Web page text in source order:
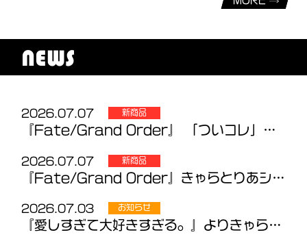
NEWS
2026.07.07 新商品
『Fate/Grand Order』 「ついコレ」Vol.4～5 発売のお知らせ
2026.07.07 新商品
『Fate/Grand Order』きゃらとりあシリーズ 新商品のお知らせ
2026.07.03 お知らせ
『愛しすぎて大好きすぎる。』よりきゃらぷくシールが発売決定！